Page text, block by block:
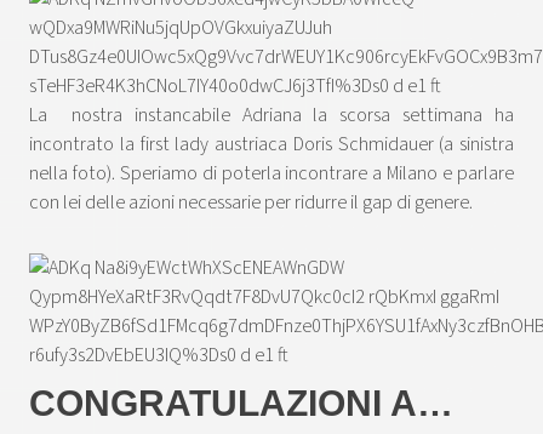
La nostra instancabile Adriana la scorsa settimana ha
incontrato la first lady austriaca Doris Schmidauer (a sinistra
nella foto). Speriamo di poterla incontrare a Milano e parlare
con lei delle azioni necessarie per ridurre il gap di genere.
CONGRATULAZIONI A…